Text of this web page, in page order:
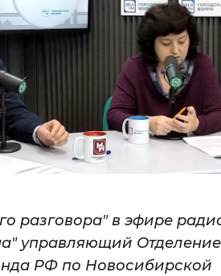
Инверсивный
Синий фон
Выключены
Звуковой ассистент
стандартные настройки
разговора" в эфире
управляющий
РФ по Новосибирской